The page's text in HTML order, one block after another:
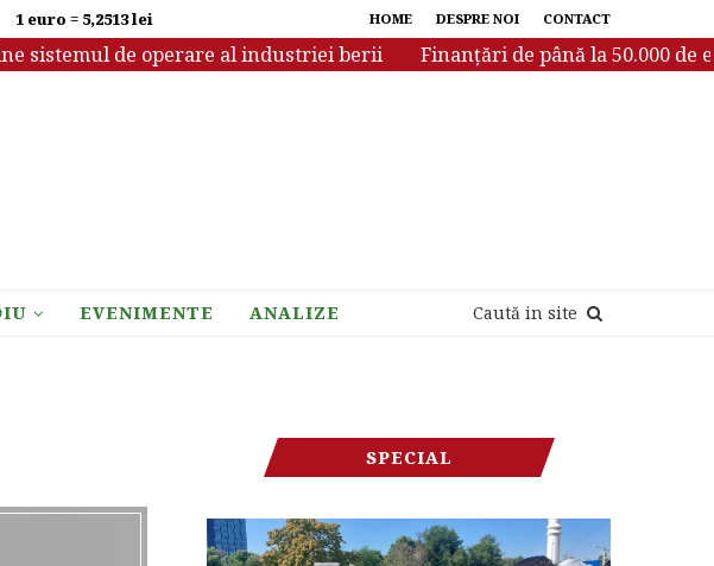
euro = 5,2513 lei HOME DESPRE NOI CONTACT
de operare al industriei berii Finanțări de până la 50.000 de
EVENIMENTE ANALIZE Caută in site
SPECIAL